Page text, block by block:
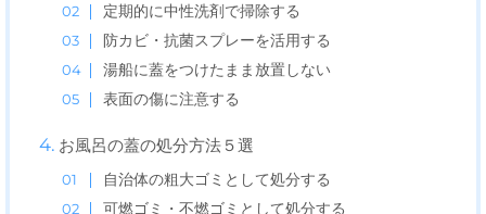
定期的に中性洗剤で掃除する
防カビ・抗菌スプレーを活用する
湯船に蓋をつけたまま放置しない
表面の傷に注意する
お風呂の蓋の処分方法５選
自治体の粗大ゴミとして処分する
可燃ゴミ・不燃ゴミとして処分する